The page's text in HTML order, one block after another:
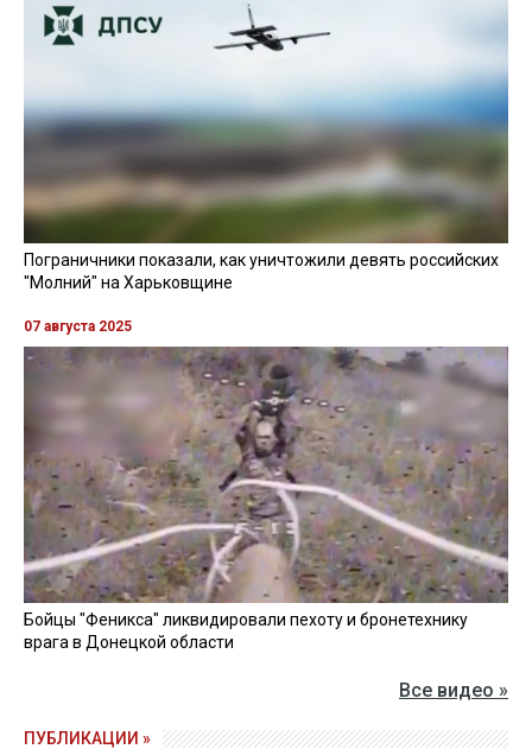
Пограничники показали, как уничтожили девять российских
"Молний" на Харьковщине
07 августа 2025
Бойцы "Феникса" ликвидировали пехоту и бронетехнику
врага в Донецкой области
Все видео »
ПУБЛИКАЦИИ »